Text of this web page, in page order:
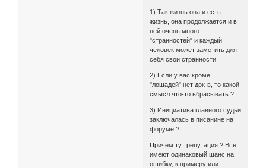
1) Так жизнь она и есть
жизнь, она продолжается и в
ней очень много
"странностей" и каждый
человек может заметить для
себя свои странности.
2) Если у вас кроме
"лошадей" нет док-в, то какой
смысл что-то вбрасывать ?
3) Инициатива главного судьи
заключалась в писанине на
форуме ?
Причём тут репутация ? Все
имеют одинаковый шанс на
ошибку, к примеру или